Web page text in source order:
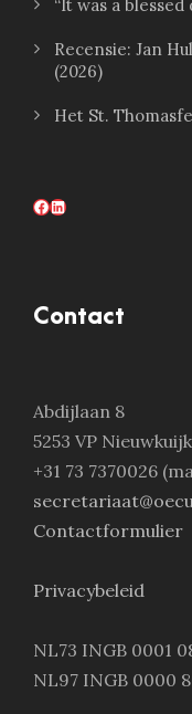
“It was a blessed
Recensie: Jan
(2026)
Het St.
Facebook LinkedIn
Contact
Abdijlaan 8
5253 VP Nieuwkuijk
+31 73 7370026
Contactformulier
Privacybeleid
NL73 INGB 0001
NL97 INGB 0000